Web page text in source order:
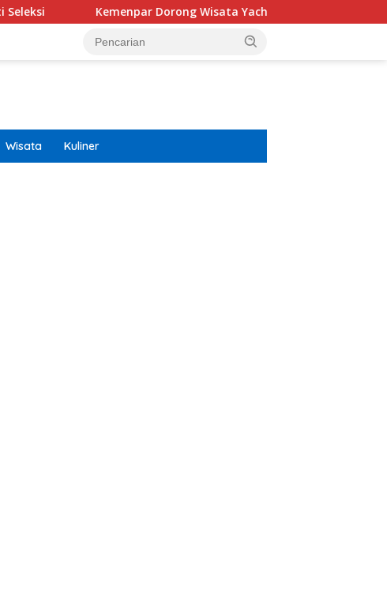
Kemenpar Dorong Wisata Yacht Ciptakan Efek Berganda
Wisata Kuliner